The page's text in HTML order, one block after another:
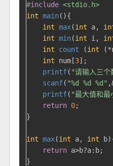
#include <stdio.h>
int main(){
int max(int a,
int min(int i,
int
count (int
int num[3];
printf( "请输入三
scanf( "%d %d %d"
printf( "最大值和最
return 0;
}
int max(int a, int b)
return a>b?a:b;
}